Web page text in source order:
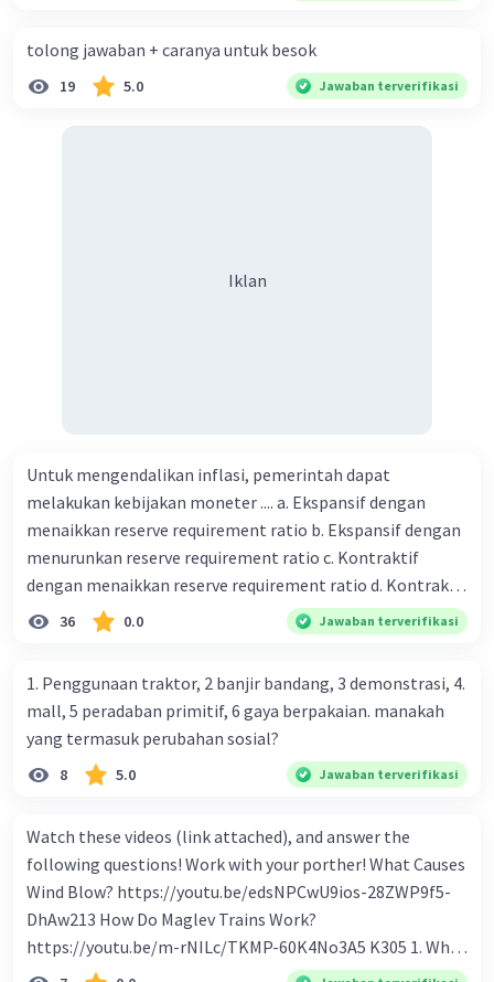
bahasa, dan budaya. Berdasarkan pernyataan tersebut,
apa yang dapat kalian lakukan untuk menjaga
tolong jawaban + caranya untuk besok
19 5.0 Jawaban terverifikasi
Iklan
Untuk mengendalikan inflasi, pemerintah dapat
melakukan kebijakan moneter .... a. Ekspansif dengan
menaikkan reserve requirement ratio b. Ekspansif dengan
menurunkan reserve requirement ratio c. Kontraktif
dengan menaikkan reserve requirement ratio d. Kontraktif
dengan menurunkan reserve requirement ratio e.
Ekspansif dengan menaikkan tingkat diskonto Bila Bank
ceteris paribus maka .... a. Menimbulkan inflasi di mana
bentuk kurva jumlah uang beredar (penawaran uang) naik
dari kiri bawah ke kanan atas b. Menimbulkan deflasi di
mana bentuk kurva jumlah uang beredar (penawaran
meningkat di mana bentuk kurva jumlah uang beredar
(penawaran uang) naik dari kiri bawah ke kanan atas d.
Tingkat bunga turun di mana bentuk kurva jumlah uang
beredar (penawaran uang) naik dari kiri bawah ke kanan
atas e. Tingkat bunga turun di mana bentuk kurva jumlah
uang beredar (penawaran uang) vertikal Kebijakan fiskal
36 0.0 Jawaban terverifikasi
1. Penggunaan traktor, 2 banjir bandang, 3 demonstrasi, 4.
mall, 5 peradaban primitif, 6 gaya berpakaian. manakah
yang termasuk perubahan sosial?
8 5.0 Jawaban terverifikasi
Watch these videos (link attached), and answer the
following questions! Work with your porther! What Causes
Wind Blow? https://youtu.be/edsNPCwU9ios-28ZWP9f5-
DhAw213 How Do Maglev Trains Work?
https://youtu.be/m-rNILc/TKMP-60K4No3A5 K305 1. What
happens to air molecules when air heats them up? 2. Why